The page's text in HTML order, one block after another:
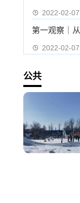
2022-02-
2022-02-
公共